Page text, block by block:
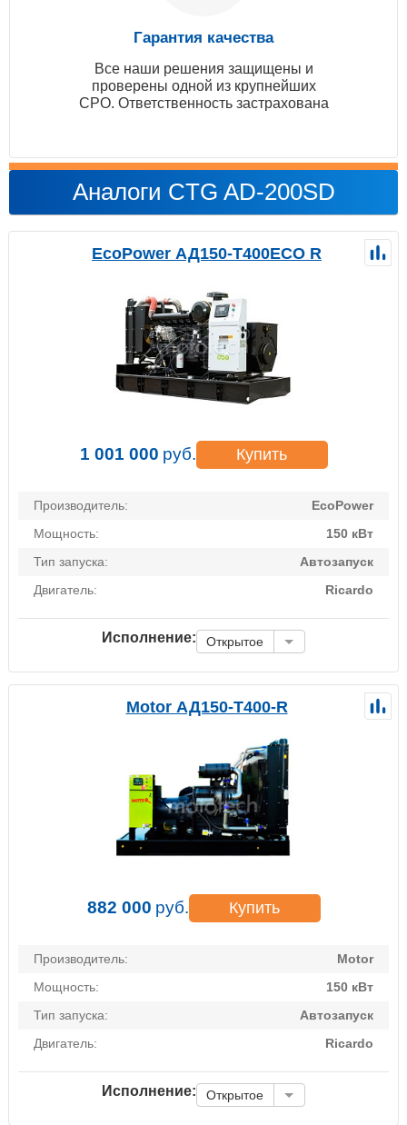
Гарантия качества
Все наши решения защищены и
проверены одной из крупнейших
СРО. Ответственность застрахована
Аналоги CTG AD-200SD
EcoPower АД150-T400ECO R
1 001 000 руб. Купить
Производитель:
EcoPower
Мощность:
150 кВт
Тип запуска:
Автозапуск
Двигатель:
Ricardo
Исполнение: Открытое
Motor АД150-Т400-R
882 000 руб. Купить
Производитель:
Motor
Мощность:
150 кВт
Тип запуска:
Автозапуск
Двигатель:
Ricardo
Исполнение: Открытое